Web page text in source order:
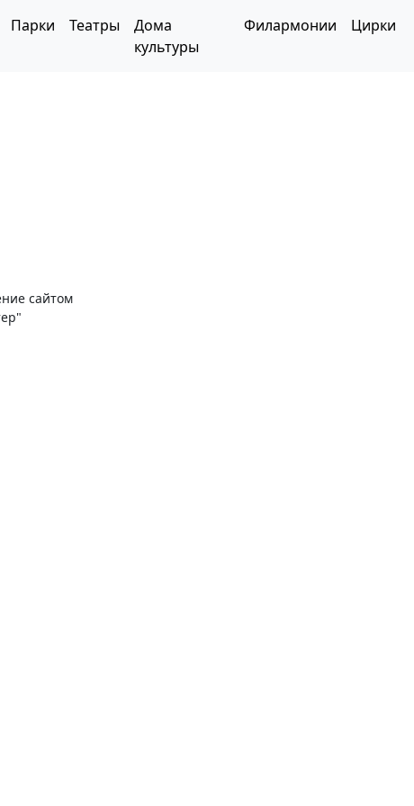
Парки Театры
Дома
культуры
Филармонии Цирки
сайтом